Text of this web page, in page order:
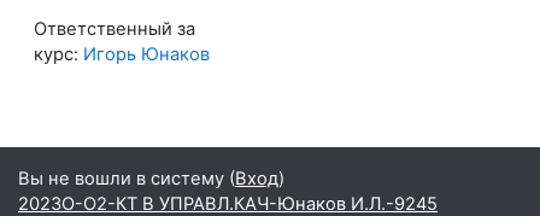
Ответственный за
курс: Игорь Юнаков
Вы не вошли в систему (Вход)
2023О-О2-КТ В УПРАВЛ.КАЧ-Юнаков И.Л.-9245